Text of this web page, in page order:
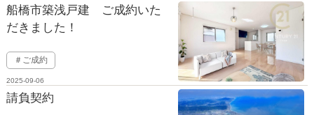
船橋市築浅戸建 ご成約いた
だきました！
＃ご成約
2025-09-06
請負契約